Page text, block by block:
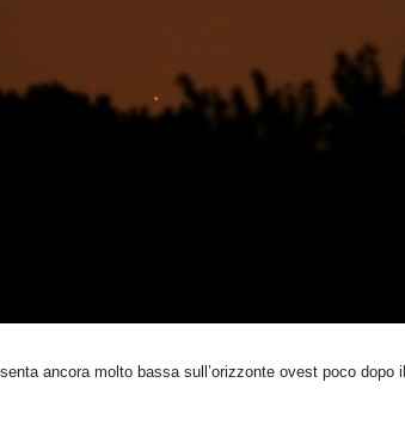
ancora molto bassa sull’orizzonte ovest poco dopo il